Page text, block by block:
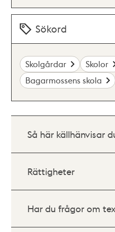
Sökord
Skolgårdar Skolor
Bagarmossens skola
Så här källhänvisar
Rättigheter
Har du frågor om